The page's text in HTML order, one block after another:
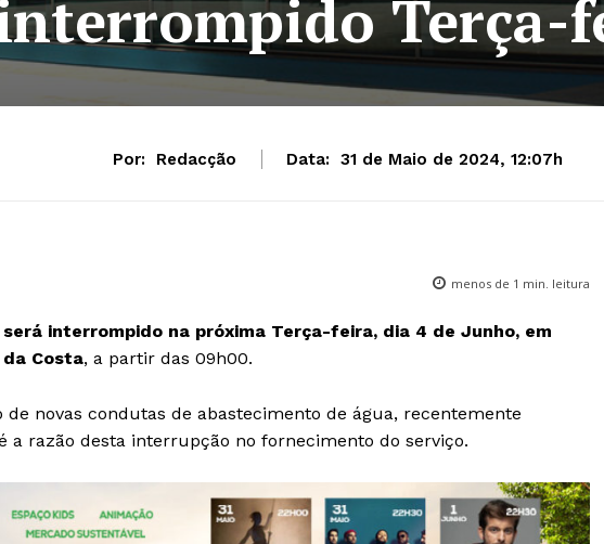
Terça-
Por: Redacção Data: 31 de Maio de 2024, 12:07h
menos de 1 min. leitura
será interrompido na próxima Terça-feira, dia 4 de Junho, em
Costa, a partir das 09h00.
novas condutas de abastecimento de água, recentemente
a razão desta interrupção no fornecimento do serviço.